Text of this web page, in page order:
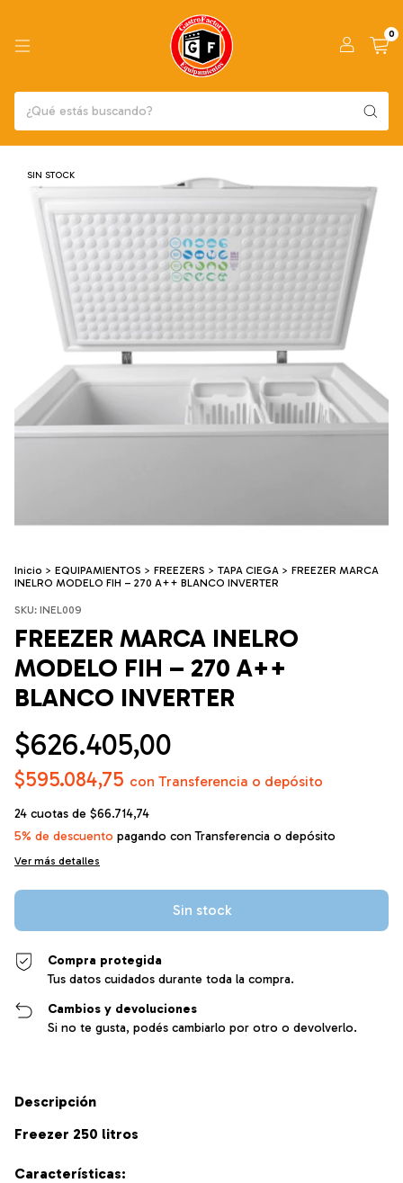
0
SIN STOCK
Inicio > EQUIPAMIENTOS > FREEZERS > TAPA CIEGA > FREEZER MARCA
INELRO MODELO FIH – 270 A++ BLANCO INVERTER
SKU: INEL009
FREEZER MARCA INELRO
MODELO FIH – 270 A++
BLANCO INVERTER
$626.405,00
$595.084,75 con Transferencia o depósito
24 cuotas de $66.714,74
5% de descuento pagando con Transferencia o depósito
Ver más detalles
Compra protegida
Tus datos cuidados durante toda la compra.
Cambios y devoluciones
Si no te gusta, podés cambiarlo por otro o devolverlo.
Descripción
Freezer 250 litros
Características: